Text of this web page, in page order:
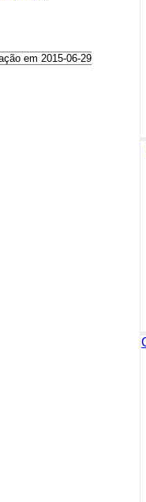
em 2015-06-29